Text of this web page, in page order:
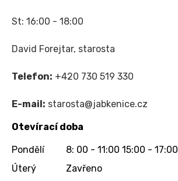
St: 16:00 - 18:00
David Forejtar, starosta
Telefon: +420 730 519 330
E-mail: starosta@jabkenice.cz
Otevírací doba
Pondělí
8: 00 - 11:00 15:00 - 17:00
Úterý
Zavřeno